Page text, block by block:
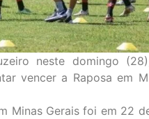
neste domingo
vencer a Raposa em
Minas Gerais foi em 22